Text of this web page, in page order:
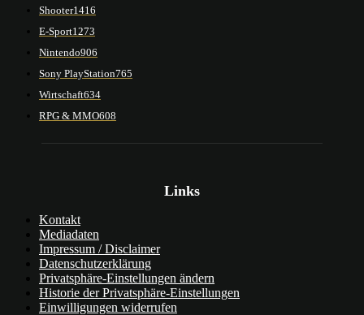
Shooter1416
E-Sport1273
Nintendo906
Sony PlayStation765
Wirtschaft634
RPG & MMO608
Links
Kontakt
Mediadaten
Impressum / Disclaimer
Datenschutzerklärung
Privatsphäre-Einstellungen ändern
Historie der Privatsphäre-Einstellungen
Einwilligungen widerrufen